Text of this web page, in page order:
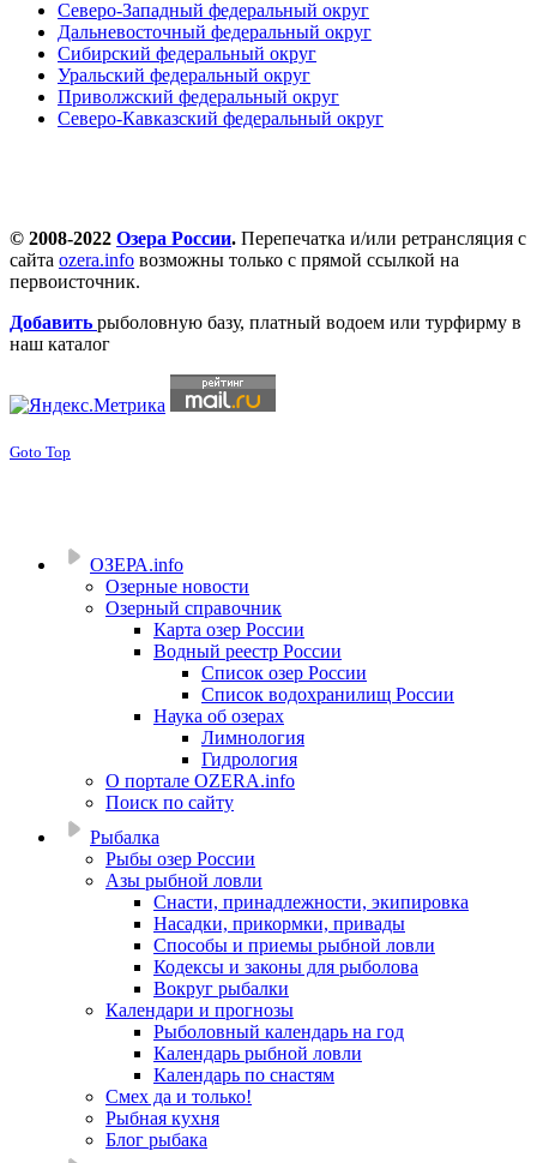
Северо-Западный федеральный округ
Дальневосточный федеральный округ
Сибирский федеральный округ
Уральский федеральный округ
Приволжский федеральный округ
Северо-Кавказский федеральный округ
© 2008-2022 Озера России. Перепечатка и/или ретрансляция с
сайта ozera.info возможны только с прямой ссылкой на
первоисточник.
Добавить рыболовную базу, платный водоем или турфирму в
наш каталог
Goto Top
ОЗЕРА.info
Озерные новости
Озерный справочник
Карта озер России
Водный реестр России
Список озер России
Список водохранилищ России
Наука об озерах
Лимнология
Гидрология
О портале OZERA.info
Поиск по сайту
Рыбалка
Рыбы озер России
Азы рыбной ловли
Снасти, принадлежности, экипировка
Насадки, прикормки, привады
Способы и приемы рыбной ловли
Кодексы и законы для рыболова
Вокруг рыбалки
Календари и прогнозы
Рыболовный календарь на год
Календарь рыбной ловли
Календарь по снастям
Смех да и только!
Рыбная кухня
Блог рыбака